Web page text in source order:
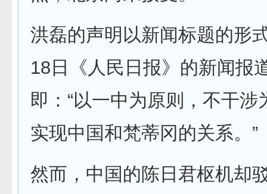
洪磊的声明以新闻标题的形
18日《人民日报》的新闻报
即：“以一中为原则，不干涉
实现中国和梵蒂冈的关系。”
然而，中国的陈日君枢机却